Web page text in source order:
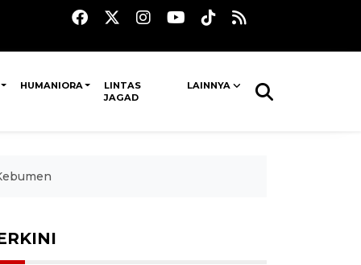
HUMANIORA
LINTAS
JAGAD
LAINNYA